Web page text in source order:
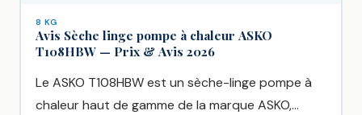
8 KG
Avis Sèche linge pompe à chaleur ASKO
T108HBW — Prix & Avis 2026
Le ASKO T108HBW est un sèche-linge pompe à
chaleur haut de gamme de la marque ASKO,